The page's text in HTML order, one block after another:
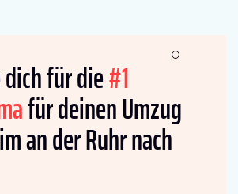
für die#1
für deinen Umzug
an der Ruhr nach